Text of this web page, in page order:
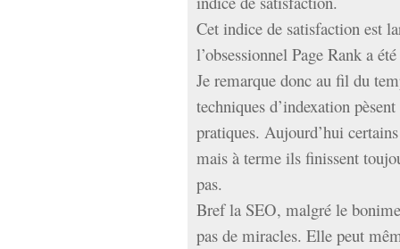
Cet indice de satisfaction est
l’obsessionnel Page Rank a
Je remarque donc au fil du
techniques d’indexation
pratiques. Aujourd’hui
mais à terme ils finissent
pas.
Bref la SEO, malgré le
pas de miracles. Elle peut